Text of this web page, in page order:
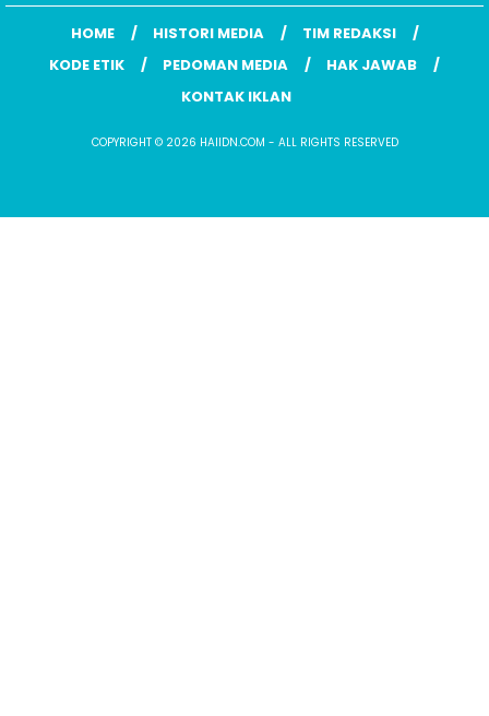
HOME HISTORI MEDIA
TIM REDAKSI
KODE ETIK
PEDOMAN MEDIA
HAK JAWAB
KONTAK IKLAN
COPYRIGHT © 2026 HAIIDN.COM - ALL RIGHTS RESERVED